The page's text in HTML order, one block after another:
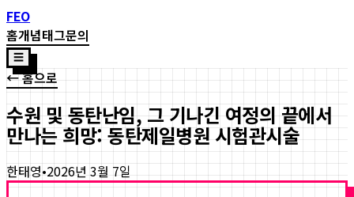
FEO
홈개념태그문의
☰
← 홈으로
수원 및 동탄난임, 그 기나긴 여정의 끝에서
만나는 희망: 동탄제일병원 시험관시술
한태영•2026년 3월 7일